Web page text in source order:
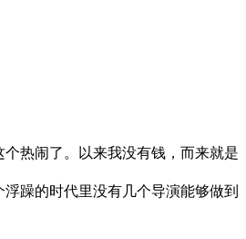
热闹了。以来我没有钱，而来就是
躁的时代里没有几个导演能够做到